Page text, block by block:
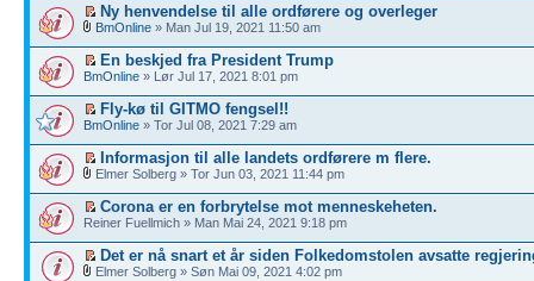
Ny henvendelse til alle ordførere og overleger
BmOnline » Man Jul 19, 2021 11:50 am
En beskjed fra President Trump
BmOnline » Lør Jul 17, 2021 8:01 pm
Fly-kø til GITMO fengsel!!
BmOnline » Tor Jul 08, 2021 7:29 am
Informasjon til alle landets ordførere m flere.
Elmer Solberg » Tor Jun 03, 2021 11:44 pm
Corona er en forbrytelse mot menneskeheten.
Reiner Fuellmich » Man Mai 24, 2021 9:18 pm
Det er nå snart et år siden Folkedomstolen avsatte
Elmer Solberg » Søn Mai 09, 2021 4:02 pm